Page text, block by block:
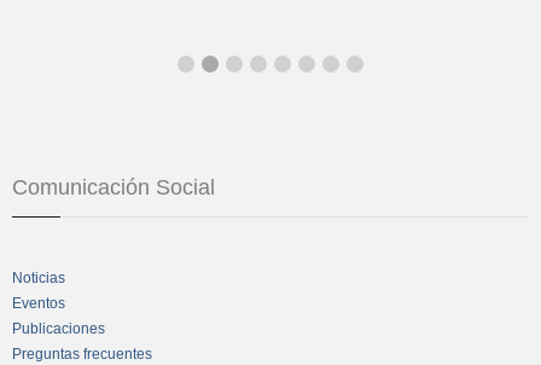
Comunicación Social
Noticias
Eventos
Publicaciones
Preguntas frecuentes